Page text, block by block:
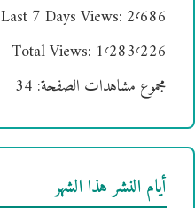
Last 7 Days Views: 2٬686
Total Views: 1٬283٬226
مجموع مشاهدات الصفحة: 34
أيام النشر هذا الشهر